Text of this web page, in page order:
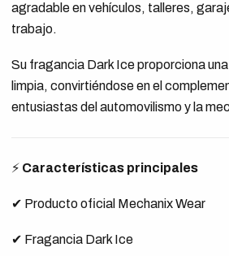
agradable en vehículos, talleres,
trabajo.
Su fragancia Dark Ice proporciona
limpia, convirtiéndose en el
entusiastas del automovilismo y la
⚡ Características principales
✔ Producto oficial Mechanix Wear
✔ Fragancia Dark Ice